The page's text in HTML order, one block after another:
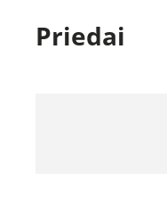
Priedai